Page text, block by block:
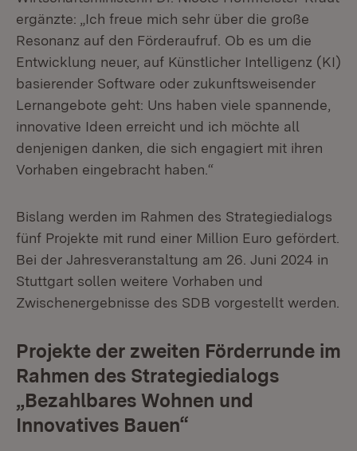
ergänzte: „Ich freue mich sehr über die große
Resonanz auf den Förderaufruf. Ob es um die
Entwicklung neuer, auf Künstlicher Intelligenz (KI)
basierender Software oder zukunftsweisender
Lernangebote geht: Uns haben viele spannende,
innovative Ideen erreicht und ich möchte all
denjenigen danken, die sich engagiert mit ihren
Vorhaben eingebracht haben.“
Bislang werden im Rahmen des Strategiedialogs
fünf Projekte mit rund einer Million Euro gefördert.
Bei der Jahresveranstaltung am 26. Juni 2024 in
Stuttgart sollen weitere Vorhaben und
Zwischenergebnisse des SDB vorgestellt werden.
Projekte der zweiten Förderrunde im
Rahmen des Strategiedialogs
„Bezahlbares Wohnen und
Innovatives Bauen“